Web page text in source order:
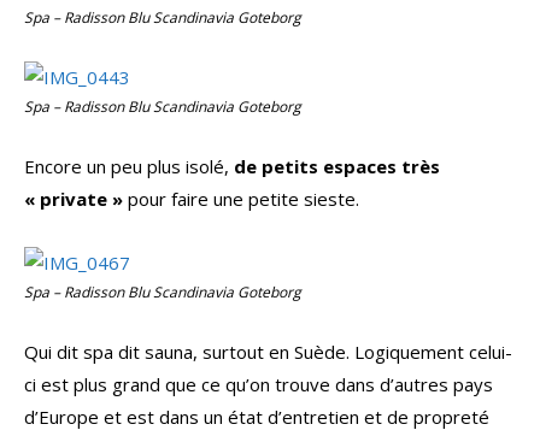
Spa – Radisson Blu Scandinavia Goteborg
Spa – Radisson Blu Scandinavia Goteborg
Encore un peu plus isolé, de petits espaces très
« private » pour faire une petite sieste.
Spa – Radisson Blu Scandinavia Goteborg
Qui dit spa dit sauna, surtout en Suède. Logiquement celui-
ci est plus grand que ce qu’on trouve dans d’autres pays
d’Europe et est dans un état d’entretien et de propreté